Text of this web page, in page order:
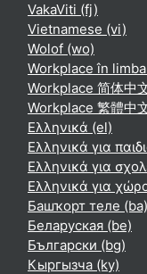
VakaViti ‎(fj)‎
Vietnamese ‎(vi)‎
Wolof ‎(wo)‎
Workplace în
Workplace 简体中
Workplace 繁體中
Ελληνικά ‎(el)‎
Ελληνικά για
Ελληνικά για
Ελληνικά για
Башҡорт теле ‎(ba)‎
Беларуская ‎(be)‎
Български ‎(bg)‎
Кыргызча ‎(ky)‎